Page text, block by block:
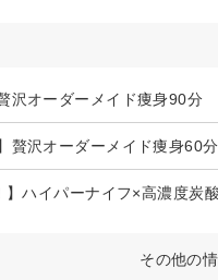
沢オーダーメイド痩身90分
贅沢オーダーメイド痩身60分
】ハイパーナイフ×高濃度炭
その他の